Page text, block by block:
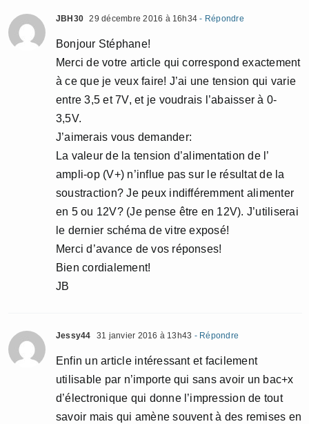
JBH30 29 décembre 2016 à 16h34 - Répondre
Bonjour Stéphane!
Merci de votre article qui correspond exactement
à ce que je veux faire! J’ai une tension qui varie
entre 3,5 et 7V, et je voudrais l’abaisser à 0-
3,5V.
J’aimerais vous demander:
La valeur de la tension d’alimentation de l’
ampli-op (V+) n’influe pas sur le résultat de la
soustraction? Je peux indifféremment alimenter
en 5 ou 12V? (Je pense être en 12V). J’utiliserai
le dernier schéma de vitre exposé!
Merci d’avance de vos réponses!
Bien cordialement!
JB
Jessy44 31 janvier 2016 à 13h43 - Répondre
Enfin un article intéressant et facilement
utilisable par n’importe qui sans avoir un bac+x
d’électronique qui donne l’impression de tout
savoir mais qui amène souvent à des remises en